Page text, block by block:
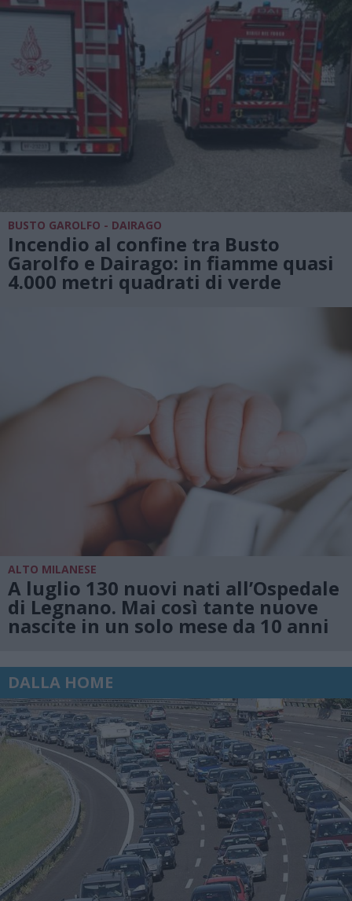
BUSTO GAROLFO - DAIRAGO
Incendio al confine tra Busto
Garolfo e Dairago: in fiamme quasi
4.000 metri quadrati di verde
ALTO MILANESE
A luglio 130 nuovi nati all’Ospedale
di Legnano. Mai così tante nuove
nascite in un solo mese da 10 anni
DALLA HOME